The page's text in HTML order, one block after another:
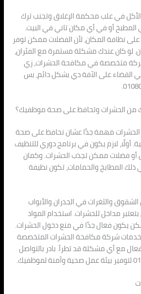
الأكل في علب محكمة الإغلاق وتجنب ترك
المطبخ أو في أي مكان تاني في البيت.
نظافة المكان، لأن الفضلات ممكن توفر
لو كان عندك مشكلة مستمرة مع الفئران،
متخصصة في مكافحة الحشرات، زي
القضاء على الآفة دي بشكل دائم، بس
الحشرات وتحافظ على صحة موظفيك؟
مهمة جدًا عشان نحافظ على صحة
أولًا، لازم يكون في برنامج دوري للتنظيف
أو فضلات ممكن تجذب الحشرات. وكمان
ذلك المطابخ والحمامات، تكون نظيفة
والثغرات في الجدران والأبواب
بتعتبر مداخل للحشرات. استخدام المواد
يكون فعال جدًا في منع دخول الحشرات.
شركة مكافحة الحشرات المتخصصة
مع أي مشكلة قد تطرأ. بادر بالتواصل